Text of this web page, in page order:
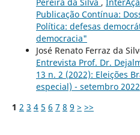
Publicação Contínua:
Política: defesas
democracia"
José Renato Ferraz da
Entrevista Prof. Dr.
13 n. 2 (2022): Eleições
especial) - setembro 2022
1 2 3 4 5 6 7 8 9 > >>